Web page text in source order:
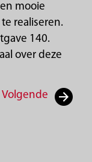
mooie
realiseren.
140.
over deze
Volgende